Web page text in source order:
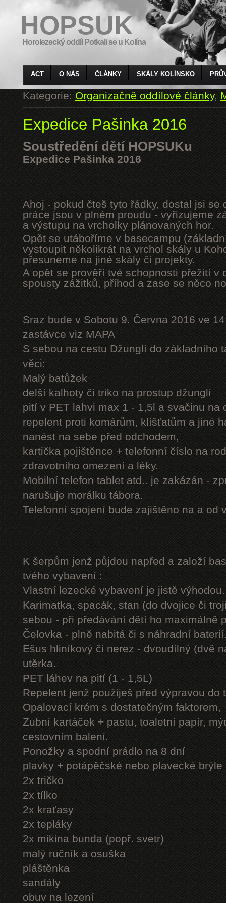
HOPSUK
Horolezecký oddíl Potkali se u Kolína
ACT O NÁS ČLÁNKY SKÁLY KOLÍNSKO
Kategorie:Organizačně oddílové články,
Expedice Pašinka 2016
Soustředění dětí HOPSUKu
Expedice Pašinka 2016
Ahoj - pokud čteš tyto řádky, dostal jsi se
práce jsou v plném proudu - vyřizujeme
a výstupu na vrcholky plánovaných hor.
Opět se utáboříme v basecampu
vystoupit několikrát na vrchol skály u
přesuneme na jiné skály či projekty.
A opět se prověří tvé schopnosti přežití v
spousty zážitků, příhod a zase se něco
Sraz bude v Sobotu 9. Června 2016 ve
zastávce viz MAPA
S sebou na cestu Džunglí do základního
věci:
Malý batůžek
delší kalhoty či triko na prostup džunglí
pití v PET lahvi max 1 - 1,5l a svačinu na
repelent proti komárům, klíšťatům a jiné
nanést na sebe před odchodem,
kartička pojištěnce + telefonní číslo na
zdravotního omezení a léky.
Mobilní telefon tablet atd.. je zakázán -
narušuje morálku tábora.
Telefonní spojení bude zajištěno na a od
K šerpům jenž půjdou napřed a založí
tvého vybavení :
Vlastní lezecké vybavení je jistě výhodou.
Karimatka, spacák, stan (do dvojice či
sebou - při předávání dětí ho maximálně
Čelovka - plně nabitá či s náhradní
Ešus hliníkový či nerez - dvoudílný (dvě
utěrka.
PET láhev na pití (1 - 1,5L)
Repelent jenž použiješ před výpravou do
Opalovací krém s dostatečným faktorem,
Zubní kartáček + pastu, toaletní papír,
cestovním balení.
Ponožky a spodní prádlo na 8 dní
plavky + potápěčské nebo plavecké brýle
2x tričko
2x tílko
2x kraťasy
2x tepláky
2x mikina bunda (popř. svetr)
malý ručník a osuška
pláštěnka
sandály
obuv na lezení